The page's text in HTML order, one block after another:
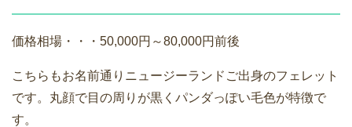
価格相場・・・50,000円～80,000円前後
こちらもお名前通りニュージーランドご出身のフェレット
です。丸顔で目の周りが黒くパンダっぽい毛色が特徴で
す。